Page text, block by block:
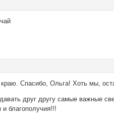
краю. Спасибо, Ольга! Хоть мы,
друг другу самые важные
благополучия!!!